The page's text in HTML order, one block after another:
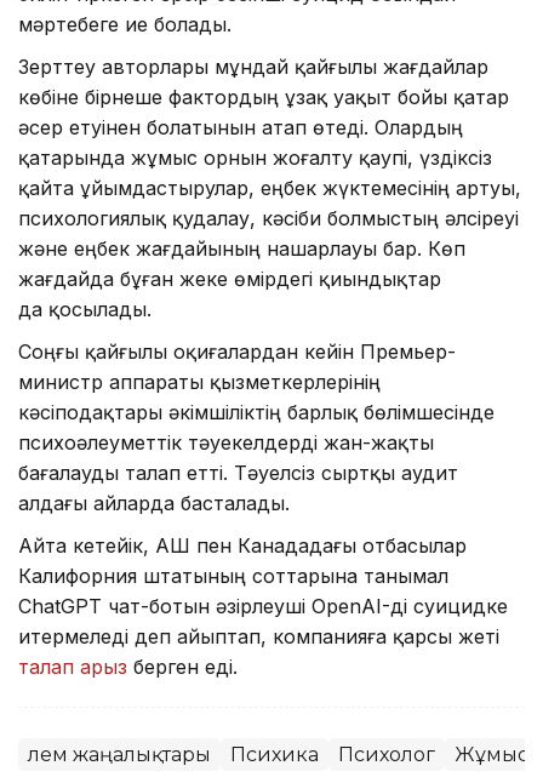
мәртебеге ие болады.
Зерттеу авторлары мұндай қайғылы жағдайлар
көбіне бірнеше фактордың ұзақ уақыт бойы қатар
әсер етуінен болатынын атап өтеді. Олардың
қатарында жұмыс орнын жоғалту қаупі, үздіксіз
қайта ұйымдастырулар, еңбек жүктемесінің артуы,
психологиялық қудалау, кәсіби болмыстың әлсіреуі
және еңбек жағдайының нашарлауы бар. Көп
жағдайда бұған жеке өмірдегі қиындықтар
да қосылады.
Соңғы қайғылы оқиғалардан кейін Премьер-
министр аппараты қызметкерлерінің
кәсіподақтары әкімшіліктің барлық бөлімшесінде
психоәлеуметтік тәуекелдерді жан-жақты
бағалауды талап етті. Тәуелсіз сыртқы аудит
алдағы айларда басталады.
Айта кетейік, АҚШ пен Канададағы отбасылар
Калифорния штатының соттарына танымал
ChatGPT чат-ботын әзірлеуші OpenAI-ді суицидке
итермеледі деп айыптап, компанияға қарсы жеті
талап арыз берген еді.
Әлем жаңалықтары Психика Психолог